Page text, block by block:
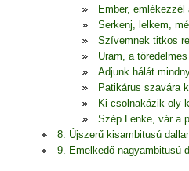
Ember, emlékezzél
Serkenj, lelkem,
Szívemnek titkos
Uram, a
Adjunk hálát
Patikárus szavára
Ki csolnakázik oly
Szép Lenke, vár a
8. Újszerű kisambitusú
9. Emelkedő nagyambitusú